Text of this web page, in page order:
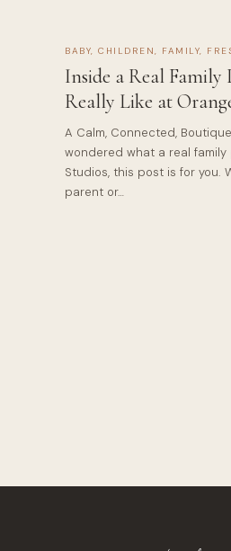
BABY, CHILDREN, FAMILY,
Inside a Real Family
Really Like at
A Calm, Connected,
wondered what a real
Studios, this post is for you.
parent or…